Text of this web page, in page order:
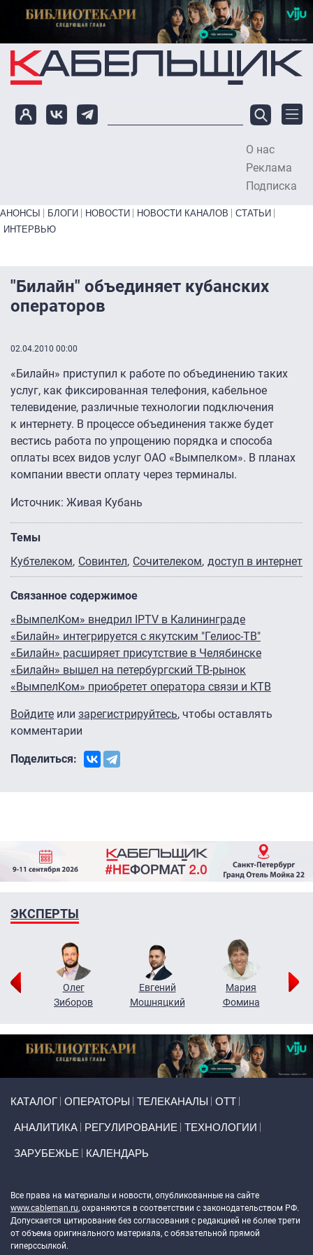
Перейти к основному содержанию
О нас
Реклама
Подписка
Primary links bottom
АНОНСЫ БЛОГИ НОВОСТИ НОВОСТИ КАНАЛОВ
СТАТЬИ
ИНТЕРВЬЮ
"Билайн" объединяет кубанских
операторов
02.04.2010 00:00
«Билайн» приступил к работе по объединению таких
услуг, как фиксированная телефония, кабельное
телевидение, различные технологии подключения
к интернету. В процессе объединения также будет
вестись работа по упрощению порядка и способа
оплаты всех видов услуг ОАО «Вымпелком». В планах
компании ввести оплату через терминалы.
Источник: Живая Кубань
Темы
Кубтелеком Совинтел Сочителеком доступ в интернет
Связанное содержимое
«ВымпелКом» внедрил IPTV в Калининграде
«Билайн» интегрируется с якутским "Гелиос-ТВ"
«Билайн» расширяет присутствие в Челябинске
«Билайн» вышел на петербургский ТВ-рынок
«ВымпелКом» приобретет оператора связи и КТВ
Войдите или зарегистрируйтесь, чтобы оставлять
комментарии
Поделиться:
ЭКСПЕРТЫ
Олег
Зиборов
Евгений
Мошняцкий
Мария
Фомина
КАТАЛОГ ОПЕРАТОРЫ ТЕЛЕКАНАЛЫ ОТТ
АНАЛИТИКА РЕГУЛИРОВАНИЕ ТЕХНОЛОГИИ
ЗАРУБЕЖЬЕ КАЛЕНДАРЬ
Все права на материалы и новости, опубликованные на сайте
www.cableman.ru, охраняются в соответствии с законодательством РФ.
Допускается цитирование без согласования с редакцией не более трети
от объема оригинального материала, с обязательной прямой
гиперссылкой.